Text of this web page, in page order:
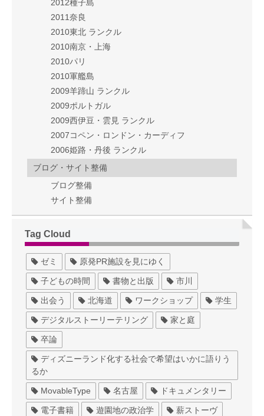
2012種子島
2011奈良
2010東北 ランクル
2010南京・上海
2010パリ
2010軍艦島
2009羊蹄山 ランクル
2009ポルトガル
2009西伊豆・雲見 ランクル
2007コペン・ロンドン・カーディフ
2006姫路・丹後 ランクル
ブログ・サイト整備
ブログ整備
サイト整備
Tag Cloud
ゼミ 原発PR施設を見にゆく
子どもの時間 書物と出版 市川
出会う 北海道 ワークショップ 学生
デジタルストーリーテリング 家と庭
卒論
ディズニーランド化する社会で希望はいかに語りう
るか
MovableType 名古屋 ドキュメンタリー
電子書籍 遊園地の政治学 薪ストーヴ